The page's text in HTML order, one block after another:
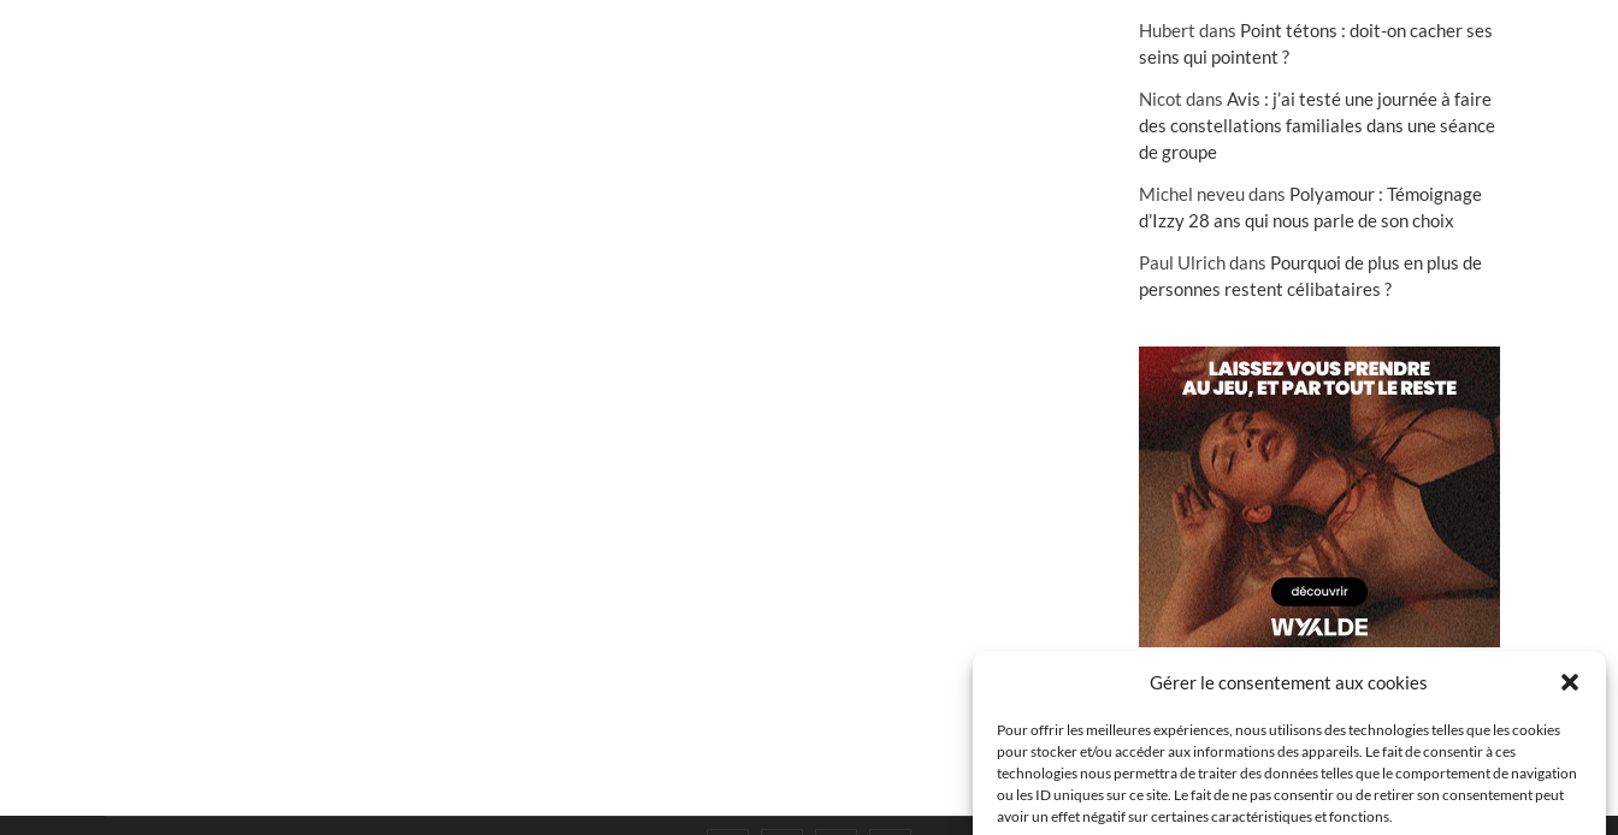
Gérer le consentement aux cookies
Pour offrir les meilleures expériences, nous utilisons des technologies telles que les cookies
pour stocker et/ou accéder aux informations des appareils. Le fait de consentir à ces
technologies nous permettra de traiter des données telles que le comportement de navigation
ou les ID uniques sur ce site. Le fait de ne pas consentir ou de retirer son consentement peut
avoir un effet négatif sur certaines caractéristiques et fonctions.
Hubert dans Point tétons : doit-on cacher ses
seins qui pointent ?
Nicot dans Avis : j’ai testé une journée à faire
des constellations familiales dans une séance
de groupe
Michel neveudans Polyamour : Témoignage
d’Izzy 28 ans qui nous parle de son choix
Paul Ulrichdans Pourquoi de plus en plus de
personnes restent célibataires ?